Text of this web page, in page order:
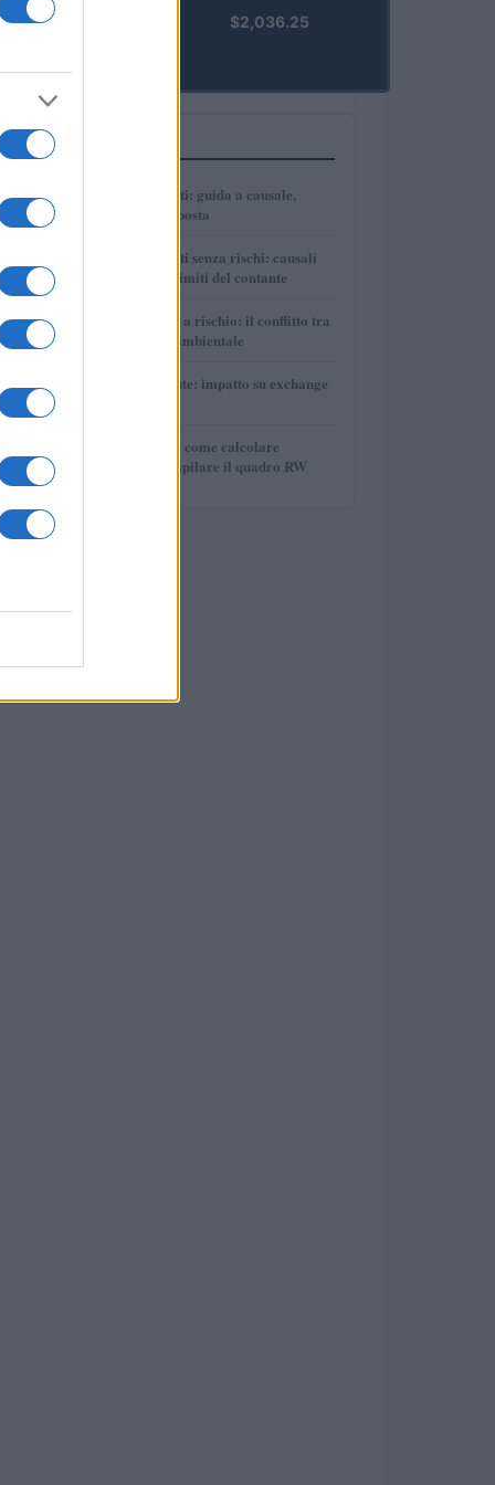
PRIME)
$2,036.25
PIÙ LETTI
1
Bonifici tra parenti: guida a causale,
tracciabilità e imposta
2
Bonifici tra parenti senza rischi: causali
corrette, prove e limiti del contante
3
Autonomia Sarda a rischio: il conflitto tra
sviluppo e tutela ambientale
4
DAC8 e criptovalute: impatto su exchange
5
Tasse sulle cripto: come calcolare
plusvalenze e compilare il quadro RW